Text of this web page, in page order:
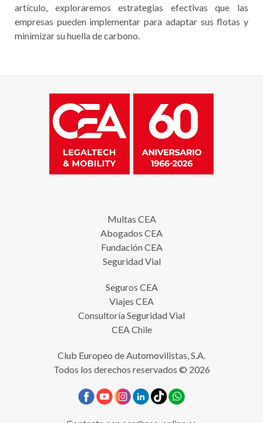
artículo, exploraremos estrategias efectivas que las
empresas pueden implementar para adaptar sus flotas y
minimizar su huella de carbono.
Multas CEA
Abogados CEA
Fundación CEA
Seguridad Vial
Seguros CEA
Viajes CEA
Consultoría Seguridad Vial
CEA Chile
Club Europeo de Automovilistas, S.A.
Todos los derechos reservados © 2026